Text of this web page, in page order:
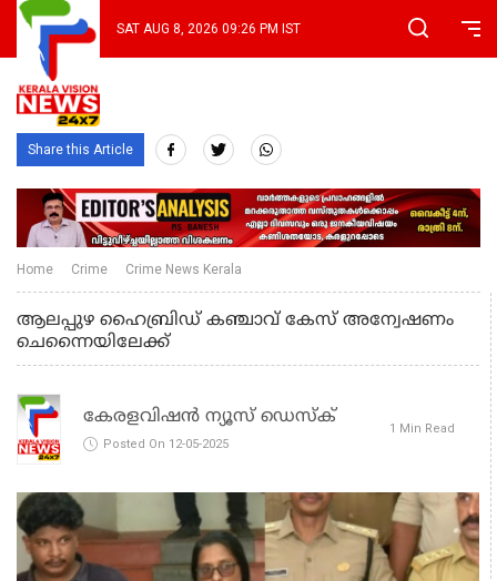
SAT AUG 8, 2026 09:26 PM IST
Share this Article
Home Crime Crime News Kerala
ആലപ്പുഴ ഹൈബ്രിഡ് കഞ്ചാവ് കേസ് അന്വേഷണം
ചെന്നൈയിലേക്ക്
കേരളവിഷൻ ന്യൂസ് ഡെസ്‌ക്
Posted On 12-05-2025
1 Min Read